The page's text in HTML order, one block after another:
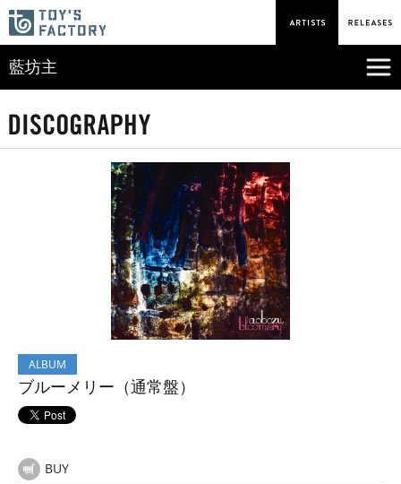
藍坊主
ALBUM
ブルーメリー（通常盤）
BUY